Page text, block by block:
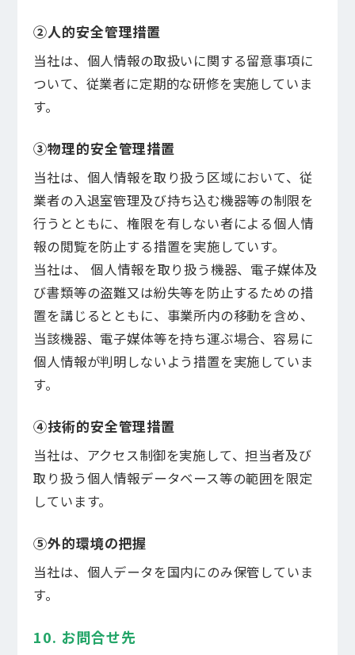
②人的安全管理措置
当社は、個人情報の取扱いに関する留意事項に
ついて、従業者に定期的な研修を実施していま
す。
③物理的安全管理措置
当社は、個人情報を取り扱う区域において、従
業者の入退室管理及び持ち込む機器等の制限を
行うとともに、権限を有しない者による個人情
報の閲覧を防止する措置を実施していす。
当社は、 個人情報を取り扱う機器、電子媒体及
び書類等の盗難又は紛失等を防止するための措
置を講じるとともに、事業所内の移動を含め、
当該機器、電子媒体等を持ち運ぶ場合、容易に
個人情報が判明しないよう措置を実施していま
す。
④技術的安全管理措置
当社は、アクセス制御を実施して、担当者及び
取り扱う個人情報データベース等の範囲を限定
しています。
⑤外的環境の把握
当社は、個人データを国内にのみ保管していま
す。
10. お問合せ先